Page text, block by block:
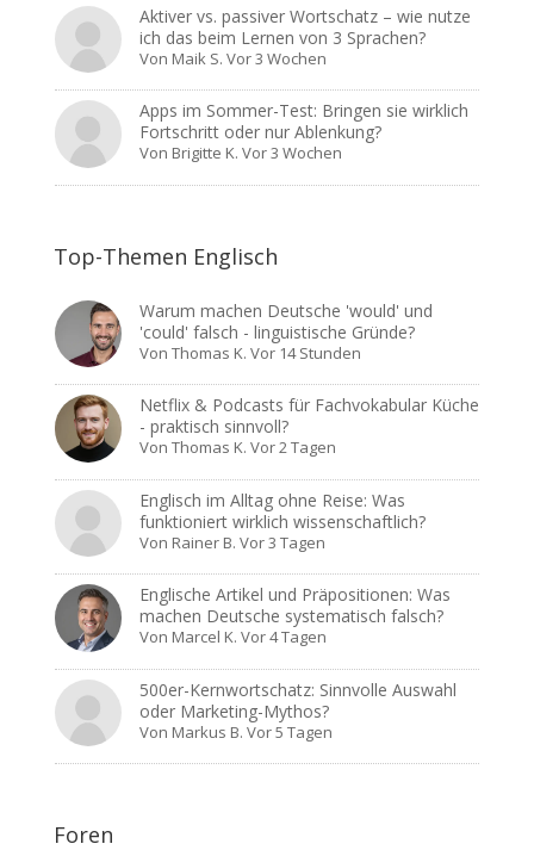
Aktiver vs. passiver Wortschatz – wie nutze
ich das beim Lernen von 3 Sprachen?
Von Maik S. Vor 3 Wochen
Apps im Sommer-Test: Bringen sie wirklich
Fortschritt oder nur Ablenkung?
Von Brigitte K. Vor 3 Wochen
Top-Themen Englisch
Warum machen Deutsche 'would' und
'could' falsch - linguistische Gründe?
VonThomas K. Vor 14 Stunden
Netflix & Podcasts für Fachvokabular Küche
- praktisch sinnvoll?
VonThomas K. Vor 2 Tagen
Englisch im Alltag ohne Reise: Was
funktioniert wirklich wissenschaftlich?
Von Rainer B. Vor 3 Tagen
Englische Artikel und Präpositionen: Was
machen Deutsche systematisch falsch?
Von Marcel K. Vor 4 Tagen
500er-Kernwortschatz: Sinnvolle Auswahl
oder Marketing-Mythos?
Von Markus B. Vor 5 Tagen
Foren